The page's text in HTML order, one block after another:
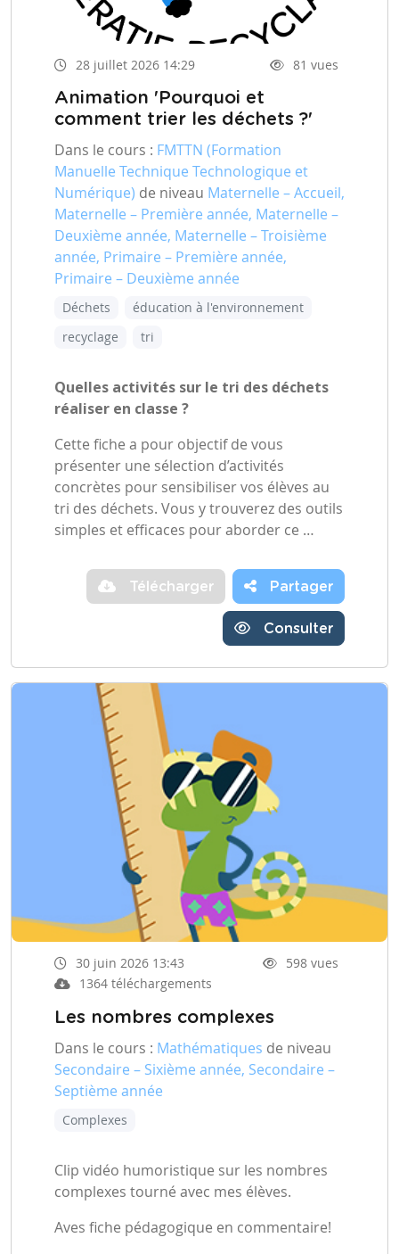
28 juillet 2026 14:29 81 vues
Animation 'Pourquoi et
comment trier les déchets ?'
Dans le cours : FMTTN (Formation
Manuelle Technique Technologique et
Numérique) de niveau Maternelle – Accueil,
Maternelle – Première année, Maternelle –
Deuxième année, Maternelle – Troisième
année, Primaire – Première année,
Primaire – Deuxième année
Déchets
éducation à l'environnement
recyclage
tri
Quelles activités sur le tri des déchets
réaliser en classe ?
Cette fiche a pour objectif de vous
présenter une sélection d’activités
concrètes pour sensibiliser vos élèves au
tri des déchets. Vous y trouverez des outils
simples et efficaces pour aborder ce …
Télécharger Partager
Consulter
30 juin 2026 13:43
598 vues
1364 téléchargements
Les nombres complexes
Dans le cours : Mathématiques de niveau
Secondaire – Sixième année, Secondaire –
Septième année
Complexes
Clip vidéo humoristique sur les nombres
complexes tourné avec mes élèves.
Aves fiche pédagogique en commentaire!